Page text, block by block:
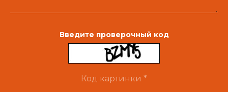
Введите проверочный код